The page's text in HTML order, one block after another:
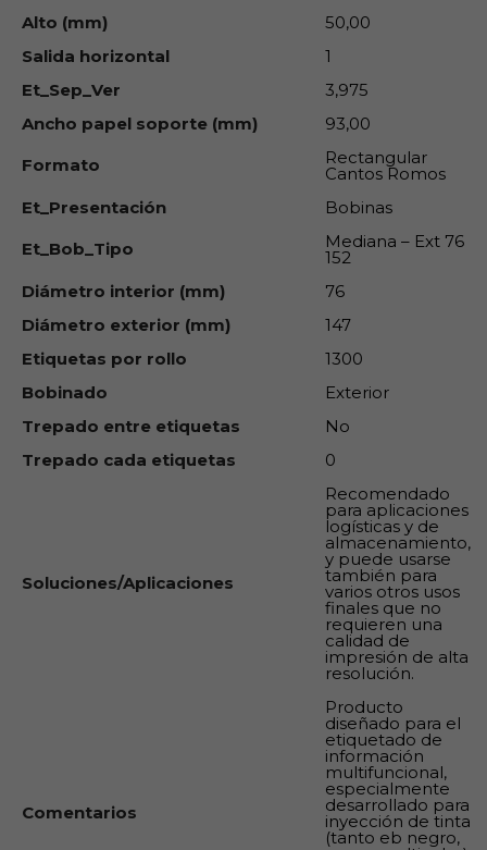
Alto (mm)
50,00
Salida horizontal
1
Et_Sep_Ver
3,975
Ancho papel soporte (mm)
93,00
Formato
Rectangular
Cantos Romos
Et_Presentación
Bobinas
Et_Bob_Tipo
Mediana – Ext 76
152
Diámetro interior (mm)
76
Diámetro exterior (mm)
147
Etiquetas por rollo
1300
Bobinado
Exterior
Trepado entre etiquetas
No
Trepado cada etiquetas
0
Soluciones/Aplicaciones
Recomendado
para aplicaciones
logísticas y de
almacenamiento,
y puede usarse
también para
varios otros usos
finales que no
requieren una
calidad de
impresión de alta
resolución.
Comentarios
Producto
diseñado para el
etiquetado de
información
multifuncional,
especialmente
desarrollado para
inyección de tinta
(tanto eb negro,